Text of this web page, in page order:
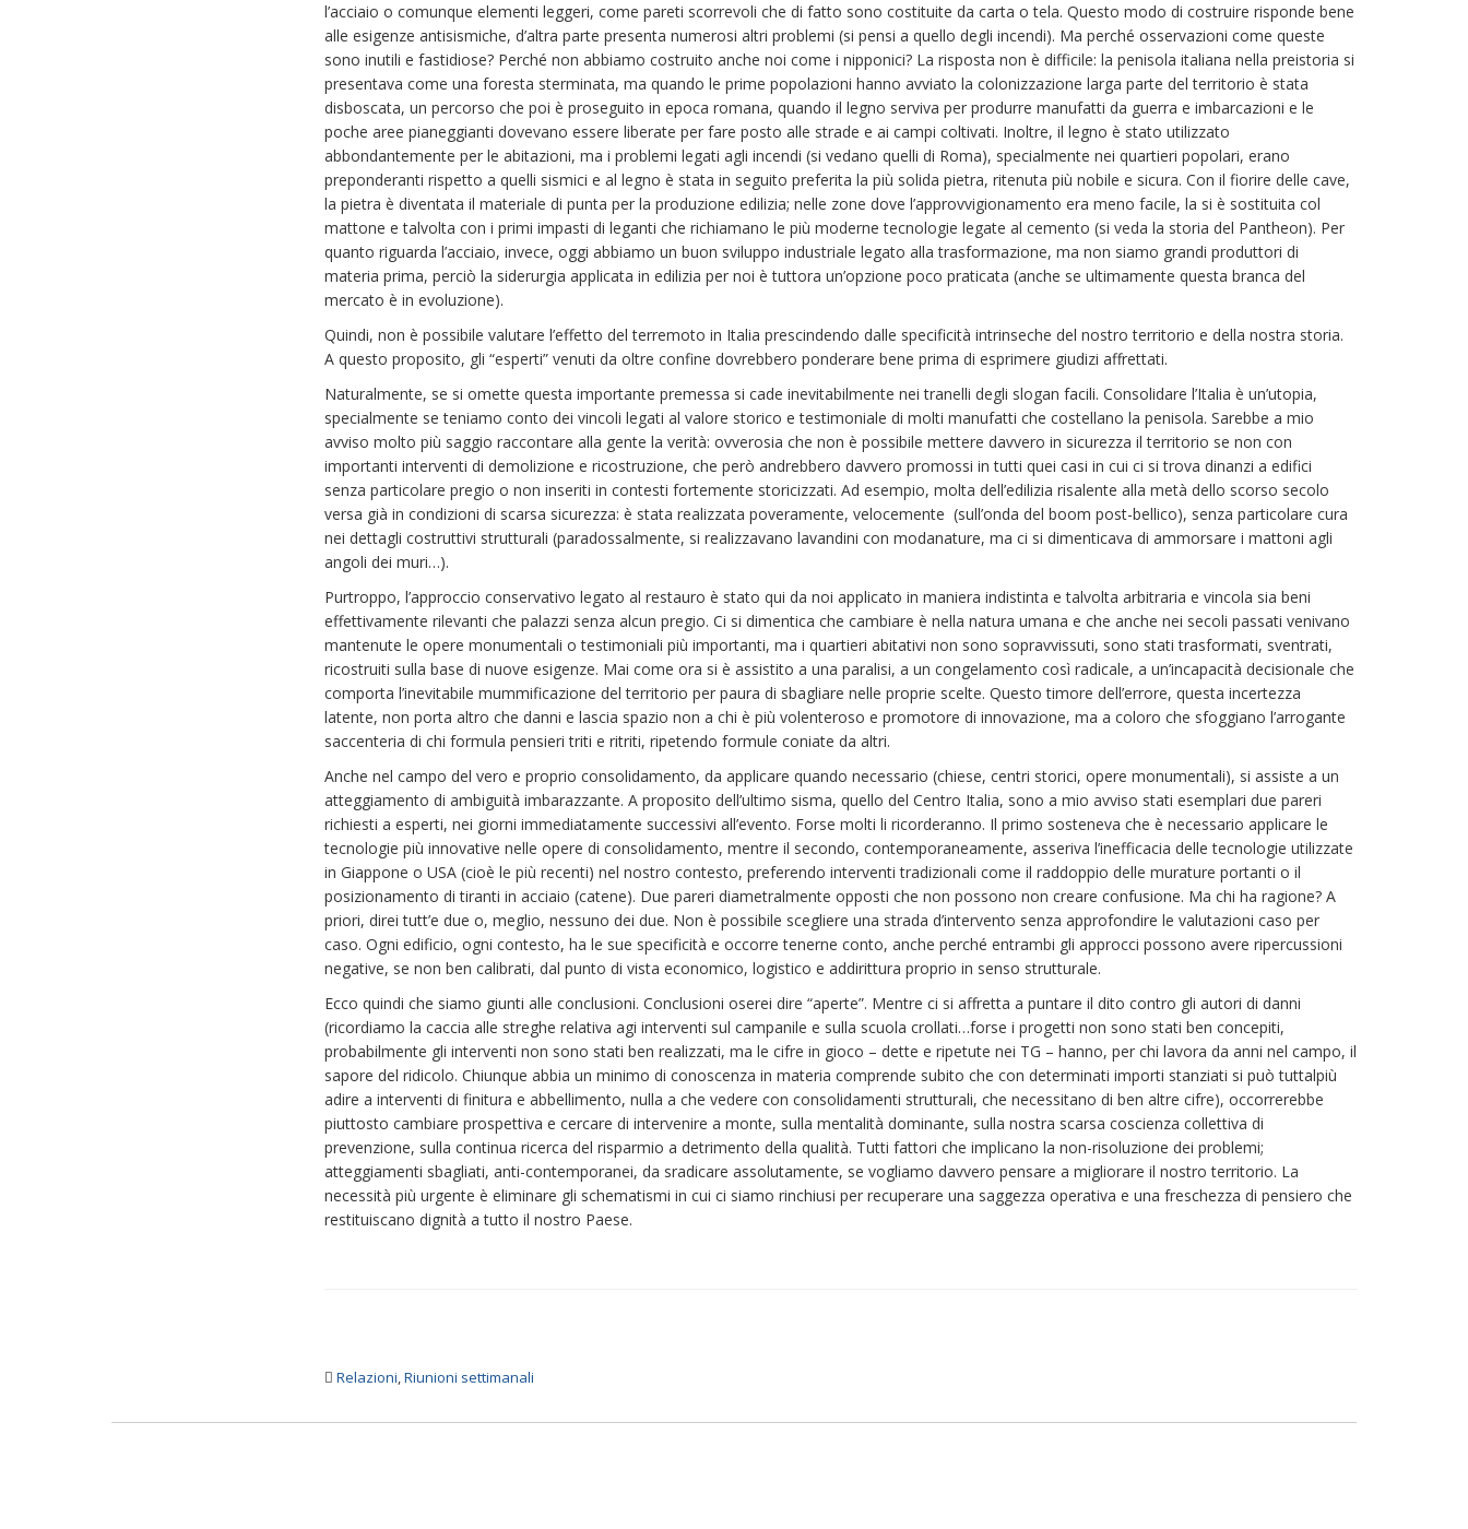
l’acciaio o comunque elementi leggeri, come pareti scorrevoli che di fatto sono costituite da carta o tela. Questo modo di costruire risponde bene
alle esigenze antisismiche, d’altra parte presenta numerosi altri problemi (si pensi a quello degli incendi). Ma perché osservazioni come queste
sono inutili e fastidiose? Perché non abbiamo costruito anche noi come i nipponici? La risposta non è difficile: la penisola italiana nella preistoria si
presentava come una foresta sterminata, ma quando le prime popolazioni hanno avviato la colonizzazione larga parte del territorio è stata
disboscata, un percorso che poi è proseguito in epoca romana, quando il legno serviva per produrre manufatti da guerra e imbarcazioni e le
poche aree pianeggianti dovevano essere liberate per fare posto alle strade e ai campi coltivati. Inoltre, il legno è stato utilizzato
abbondantemente per le abitazioni, ma i problemi legati agli incendi (si vedano quelli di Roma), specialmente nei quartieri popolari, erano
preponderanti rispetto a quelli sismici e al legno è stata in seguito preferita la più solida pietra, ritenuta più nobile e sicura. Con il fiorire delle cave,
la pietra è diventata il materiale di punta per la produzione edilizia; nelle zone dove l’approvvigionamento era meno facile, la si è sostituita col
mattone e talvolta con i primi impasti di leganti che richiamano le più moderne tecnologie legate al cemento (si veda la storia del Pantheon). Per
quanto riguarda l’acciaio, invece, oggi abbiamo un buon sviluppo industriale legato alla trasformazione, ma non siamo grandi produttori di
materia prima, perciò la siderurgia applicata in edilizia per noi è tuttora un’opzione poco praticata (anche se ultimamente questa branca del
mercato è in evoluzione).
Quindi, non è possibile valutare l’effetto del terremoto in Italia prescindendo dalle specificità intrinseche del nostro territorio e della nostra storia.
A questo proposito, gli “esperti” venuti da oltre confine dovrebbero ponderare bene prima di esprimere giudizi affrettati.
Naturalmente, se si omette questa importante premessa si cade inevitabilmente nei tranelli degli slogan facili. Consolidare l’Italia è un’utopia,
specialmente se teniamo conto dei vincoli legati al valore storico e testimoniale di molti manufatti che costellano la penisola. Sarebbe a mio
avviso molto più saggio raccontare alla gente la verità: ovverosia che non è possibile mettere davvero in sicurezza il territorio se non con
importanti interventi di demolizione e ricostruzione, che però andrebbero davvero promossi in tutti quei casi in cui ci si trova dinanzi a edifici
senza particolare pregio o non inseriti in contesti fortemente storicizzati. Ad esempio, molta dell’edilizia risalente alla metà dello scorso secolo
versa già in condizioni di scarsa sicurezza: è stata realizzata poveramente, velocemente (sull’onda del boom post-bellico), senza particolare cura
nei dettagli costruttivi strutturali (paradossalmente, si realizzavano lavandini con modanature, ma ci si dimenticava di ammorsare i mattoni agli
angoli dei muri…).
Purtroppo, l’approccio conservativo legato al restauro è stato qui da noi applicato in maniera indistinta e talvolta arbitraria e vincola sia beni
effettivamente rilevanti che palazzi senza alcun pregio. Ci si dimentica che cambiare è nella natura umana e che anche nei secoli passati venivano
mantenute le opere monumentali o testimoniali più importanti, ma i quartieri abitativi non sono sopravvissuti, sono stati trasformati, sventrati,
ricostruiti sulla base di nuove esigenze. Mai come ora si è assistito a una paralisi, a un congelamento così radicale, a un’incapacità decisionale che
comporta l’inevitabile mummificazione del territorio per paura di sbagliare nelle proprie scelte. Questo timore dell’errore, questa incertezza
latente, non porta altro che danni e lascia spazio non a chi è più volenteroso e promotore di innovazione, ma a coloro che sfoggiano l’arrogante
saccenteria di chi formula pensieri triti e ritriti, ripetendo formule coniate da altri.
Anche nel campo del vero e proprio consolidamento, da applicare quando necessario (chiese, centri storici, opere monumentali), si assiste a un
atteggiamento di ambiguità imbarazzante. A proposito dell’ultimo sisma, quello del Centro Italia, sono a mio avviso stati esemplari due pareri
richiesti a esperti, nei giorni immediatamente successivi all’evento. Forse molti li ricorderanno. Il primo sosteneva che è necessario applicare le
tecnologie più innovative nelle opere di consolidamento, mentre il secondo, contemporaneamente, asseriva l’inefficacia delle tecnologie utilizzate
in Giappone o USA (cioè le più recenti) nel nostro contesto, preferendo interventi tradizionali come il raddoppio delle murature portanti o il
posizionamento di tiranti in acciaio (catene). Due pareri diametralmente opposti che non possono non creare confusione. Ma chi ha ragione? A
priori, direi tutt’e due o, meglio, nessuno dei due. Non è possibile scegliere una strada d’intervento senza approfondire le valutazioni caso per
caso. Ogni edificio, ogni contesto, ha le sue specificità e occorre tenerne conto, anche perché entrambi gli approcci possono avere ripercussioni
negative, se non ben calibrati, dal punto di vista economico, logistico e addirittura proprio in senso strutturale.
Ecco quindi che siamo giunti alle conclusioni. Conclusioni oserei dire “aperte”. Mentre ci si affretta a puntare il dito contro gli autori di danni
(ricordiamo la caccia alle streghe relativa agi interventi sul campanile e sulla scuola crollati…forse i progetti non sono stati ben concepiti,
probabilmente gli interventi non sono stati ben realizzati, ma le cifre in gioco – dette e ripetute nei TG – hanno, per chi lavora da anni nel campo, il
sapore del ridicolo. Chiunque abbia un minimo di conoscenza in materia comprende subito che con determinati importi stanziati si può tuttalpiù
adire a interventi di finitura e abbellimento, nulla a che vedere con consolidamenti strutturali, che necessitano di ben altre cifre), occorrerebbe
piuttosto cambiare prospettiva e cercare di intervenire a monte, sulla mentalità dominante, sulla nostra scarsa coscienza collettiva di
prevenzione, sulla continua ricerca del risparmio a detrimento della qualità. Tutti fattori che implicano la non-risoluzione dei problemi;
atteggiamenti sbagliati, anti-contemporanei, da sradicare assolutamente, se vogliamo davvero pensare a migliorare il nostro territorio. La
necessità più urgente è eliminare gli schematismi in cui ci siamo rinchiusi per recuperare una saggezza operativa e una freschezza di pensiero che
restituiscano dignità a tutto il nostro Paese.
Relazioni,Riunioni settimanali